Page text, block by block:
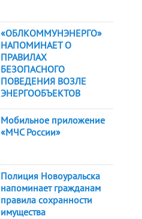
«ОБЛКОММУНЭНЕРГО»
НАПОМИНАЕТ О
ПРАВИЛАХ
БЕЗОПАСНОГО
ПОВЕДЕНИЯ ВОЗЛЕ
ЭНЕРГООБЪЕКТОВ
Мобильное приложение
«МЧС России»
Полиция Новоуральска
напоминает гражданам
правила сохранности
имущества